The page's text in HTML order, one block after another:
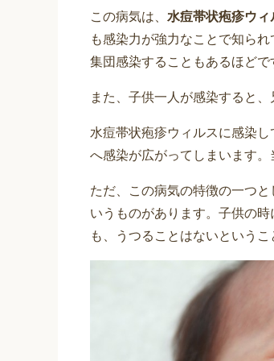
この病気は、 水痘帯状疱疹ウ
も感染力が強力なことで知ら
集団感染することもあるほどで
また、子供一人が感染すると
水痘帯状疱疹ウィルスに感染し
へ感染が広がってしまいます
ただ、この病気の特徴の一つと
いうものがあります。子供の
も、うつることはないというこ